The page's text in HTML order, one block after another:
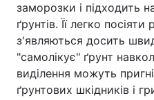
заморозки і підходить
ґрунтів. Її легко
з'являються досить
"самолікує" ґрунт
виділення можуть
ґрунтових шкідників і